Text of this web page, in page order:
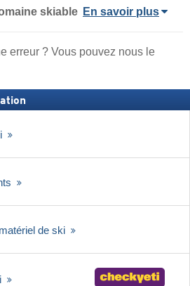
skiable En savoir plus
erreur ? Vous pouvez nous le
de ski